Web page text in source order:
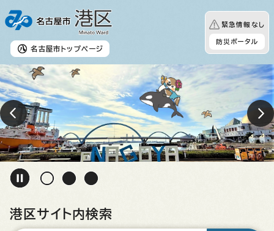
名古屋市 トップページ
緊急情報なし
防災ポータル
港区サイト内検索